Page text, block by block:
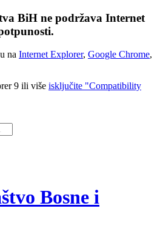
BiH ne podržava Internet
na Internet Explorer, Google Chrome,
9 ili više isključite "Compatibility
Bosne i